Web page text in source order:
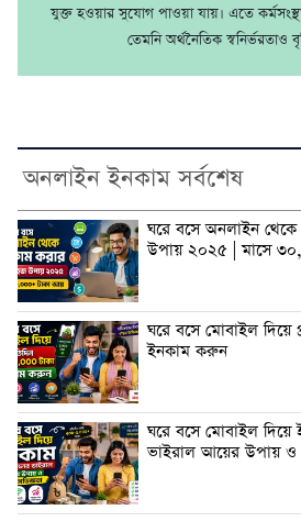
যুক্ত হওয়ার সুযোগ পাওয়া যায়। এতে
তেমনি অর্থনৈতিক স্বনির্ভরতাও
অনলাইন ইনকাম সর্বশেষ
ঘরে বসে অনলাইন
উপায় ২০২৫ | মাসে
ঘরে বসে মোবাইল দিয়ে
ইনকাম করুন
ঘরে বসে মোবাইল
ভাইরাল আয়ের উপায় ও